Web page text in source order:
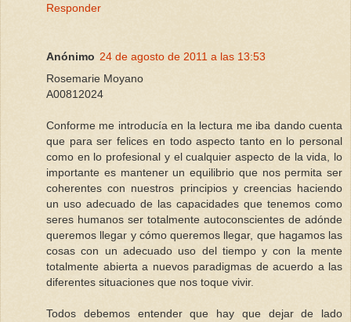
Responder
Anónimo 24 de agosto de 2011 a las 13:53
Rosemarie Moyano
A00812024
Conforme me introducía en la lectura me iba dando cuenta
que para ser felices en todo aspecto tanto en lo personal
como en lo profesional y el cualquier aspecto de la vida, lo
importante es mantener un equilibrio que nos permita ser
coherentes con nuestros principios y creencias haciendo
un uso adecuado de las capacidades que tenemos como
seres humanos ser totalmente autoconscientes de adónde
queremos llegar y cómo queremos llegar, que hagamos las
cosas con un adecuado uso del tiempo y con la mente
totalmente abierta a nuevos paradigmas de acuerdo a las
diferentes situaciones que nos toque vivir.
Todos debemos entender que hay que dejar de lado